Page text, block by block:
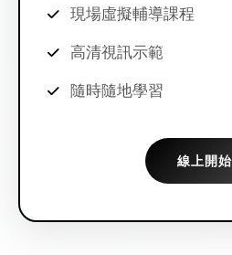
現場虛擬輔導課程
高清視訊示範
隨時隨地學習
線上開始